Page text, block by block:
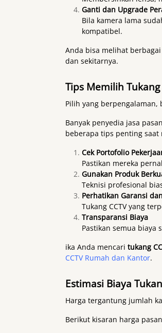
Ganti dan Upgrade
Bila kamera lama
kompatibel.
Anda bisa melihat
dan sekitarnya.
Tips Memilih
Pilih yang
Banyak penyedia jasa
beberapa tips penting saat
Cek Portofolio
Pastikan mereka
Gunakan Produk
Teknisi profesional
Perhatikan Garansi
Tukang CCTV yang
Transparansi Biaya
Pastikan semua biaya
ika Anda mencari tukang
CCTV Rumah dan Kantor.
Estimasi Biaya
Harga tergantung jumlah
Berikut kisaran harga